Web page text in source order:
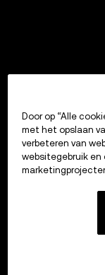
Door op “Alle
met het opslaan
verbeteren van
websitegebruik en